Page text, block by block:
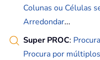
Colunas ou Células
Arredondar...
Super PROC:
Procura por